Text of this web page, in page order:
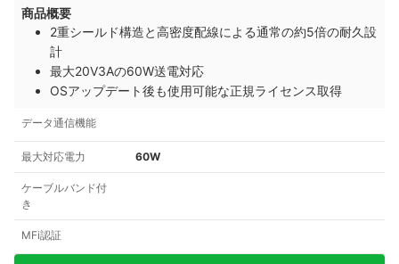
商品概要
2重シールド構造と高密度配線による通常の約5倍の耐久設
計
最大20V3Aの60W送電対応
OSアップデート後も使用可能な正規ライセンス取得
データ通信機能
最大対応電力 60W
ケーブルバンド付
き
MFi認証